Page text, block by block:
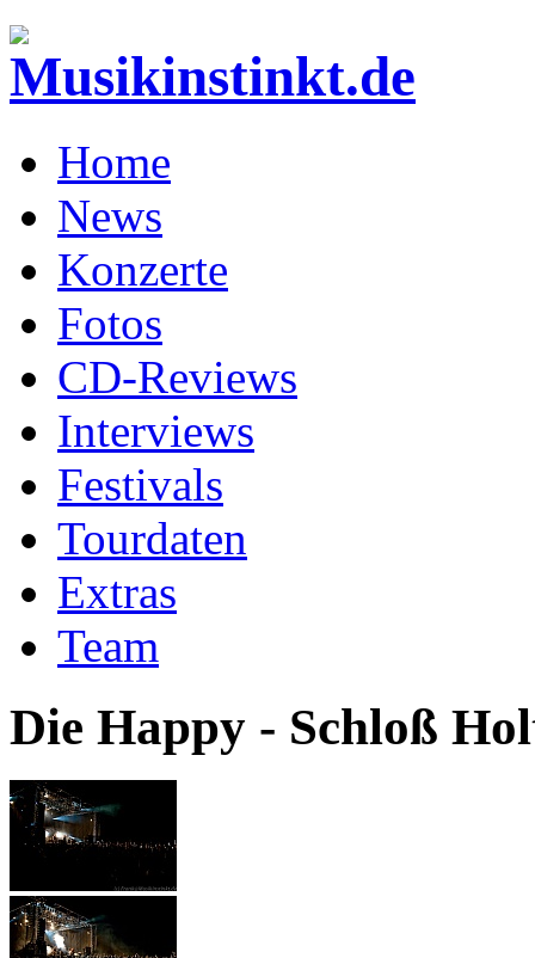
Home
News
Konzerte
Fotos
CD-Reviews
Interviews
Festivals
Tourdaten
Extras
Team
Die Happy - Schloß